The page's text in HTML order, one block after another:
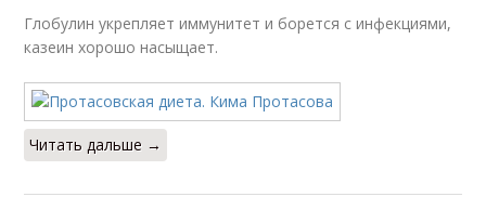
Глобулин укрепляет иммунитет и борется с инфекциями,
казеин хорошо насыщает.
Читать дальше →